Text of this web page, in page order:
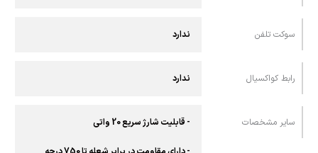
سوکت تلفن ندارد
رابط کواکسیال ندارد
سایر مشخصات - قابلیت شارژ سریع 20 واتی